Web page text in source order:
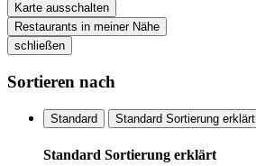
Karte ausschalten
Restaurants in meiner Nähe
schließen
Sortieren nach
Standard Standard Sortierung erklärt
Standard Sortierung erklärt